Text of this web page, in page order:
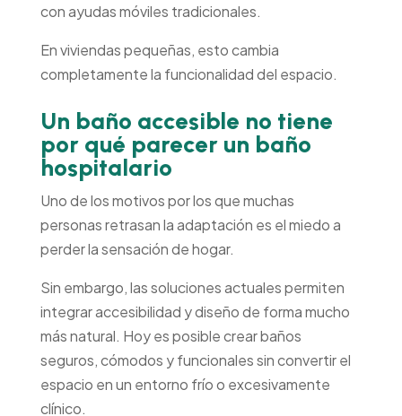
con ayudas móviles tradicionales.
En viviendas pequeñas, esto cambia
completamente la funcionalidad del espacio.
Un baño accesible no tiene
por qué parecer un baño
hospitalario
Uno de los motivos por los que muchas
personas retrasan la adaptación es el miedo a
perder la sensación de hogar.
Sin embargo, las soluciones actuales permiten
integrar accesibilidad y diseño de forma mucho
más natural. Hoy es posible crear baños
seguros, cómodos y funcionales sin convertir el
espacio en un entorno frío o excesivamente
clínico.